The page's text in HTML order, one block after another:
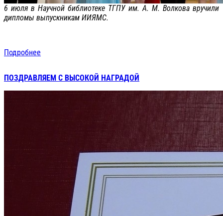
6 июля в Научной библиотеке ТГПУ им. А. М. Волкова вручили
дипломы выпускникам ИИЯМС.
Подробнее
ПОЗДРАВЛЯЕМ С ВЫСОКОЙ НАГРАДОЙ